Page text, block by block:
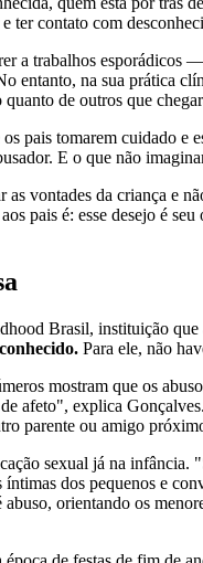
ter contato com
a trabalhos
entanto, na sua prática
de outros que
pais tomarem cuidado
E o que não
as vontades da criança e
pais é: esse desejo é
Brasil, instituição
Para ele, não
mostram que os
afeto", explica
parente ou amigo
sexual já na
dos pequenos e
orientando os